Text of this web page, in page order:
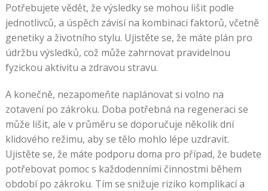
Potřebujete vědět, že výsledky se mohou lišit podle
jednotlivců, a úspěch závisí na kombinaci faktorů, včetně
genetiky a životního stylu. Ujistěte se, že máte plán pro
údržbu výsledků, což může zahrnovat pravidelnou
fyzickou aktivitu a zdravou stravu.
A konečně, nezapomeňte naplánovat si volno na
zotavení po zákroku. Doba potřebná na regeneraci se
může lišit, ale v průměru se doporučuje několik dní
klidového režimu, aby se tělo mohlo lépe uzdravit.
Ujistěte se, že máte podporu doma pro případ, že budete
potřebovat pomoc s každodenními činnostmi během
období po zákroku. Tím se snižuje riziko komplikací a